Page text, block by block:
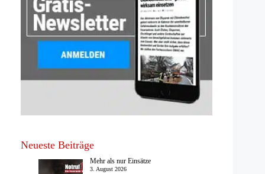
Neueste Beiträge
Mehr als nur Einsätze
3. August 2026